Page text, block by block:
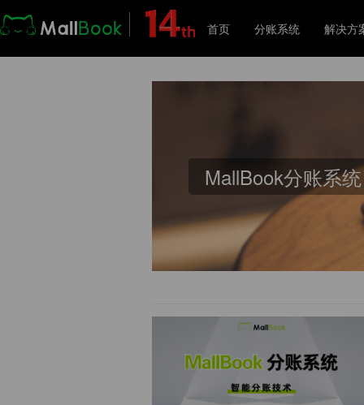
首页 分账系统 解决方
MallBook分账系统